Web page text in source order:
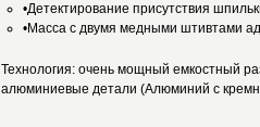
•Детектирование присутствия
•Масса с двумя медными штивтами
Технология: очень мощный емкостный
алюминиевые детали (Алюминий с